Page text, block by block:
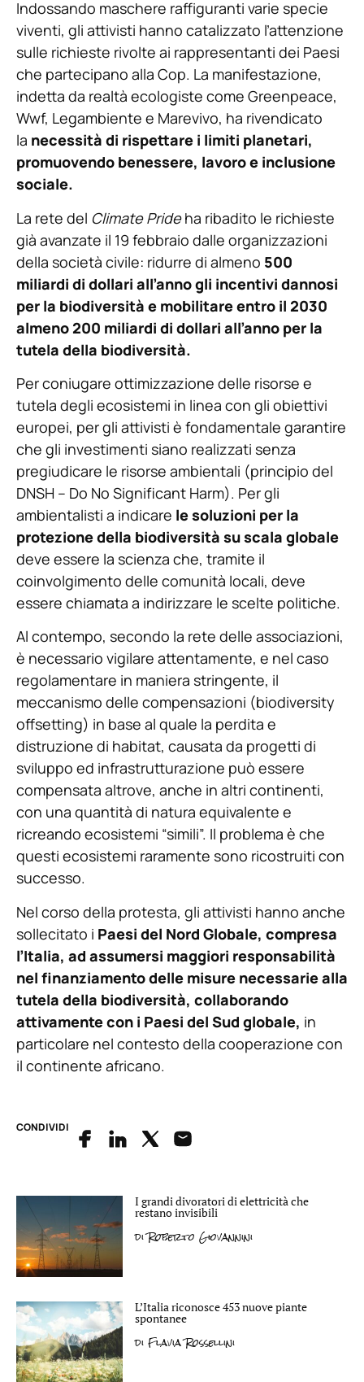
Indossando maschere raffiguranti varie specie
viventi, gli attivisti hanno catalizzato l’attenzione
sulle richieste rivolte ai rappresentanti dei Paesi
che partecipano alla Cop. La manifestazione,
indetta da realtà ecologiste come Greenpeace,
Wwf, Legambiente e Marevivo, ha rivendicato
la necessità di rispettare i limiti planetari,
promuovendo benessere, lavoro e inclusione
sociale.
La rete del Climate Prideha ribadito le richieste
già avanzate il 19 febbraio dalle organizzazioni
della società civile: ridurre di almeno 500
miliardi di dollari all’anno gli incentivi dannosi
per la biodiversità e mobilitare entro il 2030
almeno 200 miliardi di dollari all’anno per la
tutela della biodiversità.
Per coniugare ottimizzazione delle risorse e
tutela degli ecosistemi in linea con gli obiettivi
europei, per gli attivisti è fondamentale garantire
che gli investimenti siano realizzati senza
pregiudicare le risorse ambientali (principio del
DNSH – Do No Significant Harm). Per gli
ambientalisti a indicare le soluzioni per la
protezione della biodiversità su scala globale
deve essere la scienza che, tramite il
coinvolgimento delle comunità locali, deve
essere chiamata a indirizzare le scelte politiche.
Al contempo, secondo la rete delle associazioni,
è necessario vigilare attentamente, e nel caso
regolamentare in maniera stringente, il
meccanismo delle compensazioni (biodiversity
offsetting) in base al quale la perdita e
distruzione di habitat, causata da progetti di
sviluppo ed infrastrutturazione può essere
compensata altrove, anche in altri continenti,
con una quantità di natura equivalente e
ricreando ecosistemi “simili”. Il problema è che
questi ecosistemi raramente sono ricostruiti con
successo.
Nel corso della protesta, gli attivisti hanno anche
sollecitato i Paesi del Nord Globale, compresa
l’Italia, ad assumersi maggiori responsabilità
nel finanziamento delle misure necessarie alla
tutela della biodiversità, collaborando
attivamente con i Paesi del Sud globale, in
particolare nel contesto della cooperazione con
il continente africano.
CONDIVIDI
I grandi divoratori di elettricità che
restano invisibili
diRoberto Giovannini
L’Italia riconosce 453 nuove piante
spontanee
di Flavia Rossellini